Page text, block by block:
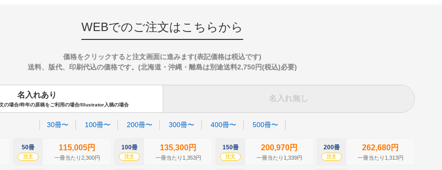
WEBでのご注文はこちらから
価格をクリックすると注文画面に進みます(表記価格は税込です)
送料、版代、印刷代込の価格です。(北海道・沖縄・離島は別途送料2,750円(税込)必要)
名入れあり
の場合/昨年の原稿をご利用の場合/Illustrator入稿の場合
名入れ無し
30冊〜 100冊〜 200冊〜 300冊〜 400冊〜 500冊〜
50冊
注文
115,005円
一冊当たり2,300円
100冊
注文
135,300円
一冊当たり1,353円
150冊
注文
200,970円
一冊当たり1,339円
200冊
注文
262,680円
一冊当たり1,313円